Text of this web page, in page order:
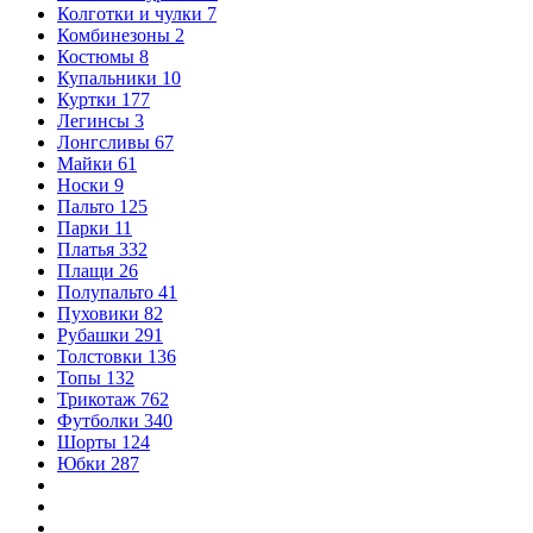
Колготки и чулки 7
Комбинезоны 2
Костюмы 8
Купальники 10
Куртки 177
Легинсы 3
Лонгсливы 67
Майки 61
Носки 9
Пальто 125
Парки 11
Платья 332
Плащи 26
Полупальто 41
Пуховики 82
Рубашки 291
Толстовки 136
Топы 132
Трикотаж 762
Футболки 340
Шорты 124
Юбки 287